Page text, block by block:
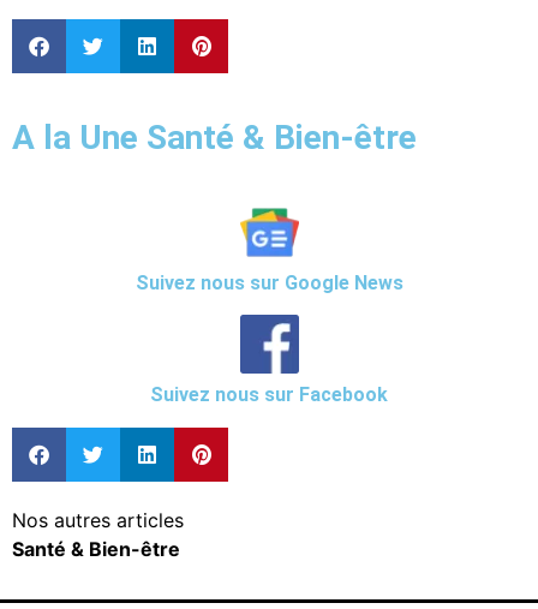
A la Une Santé & Bien-être
Suivez nous sur Google News
Suivez nous sur Facebook
Nos autres articles
Santé & Bien-être